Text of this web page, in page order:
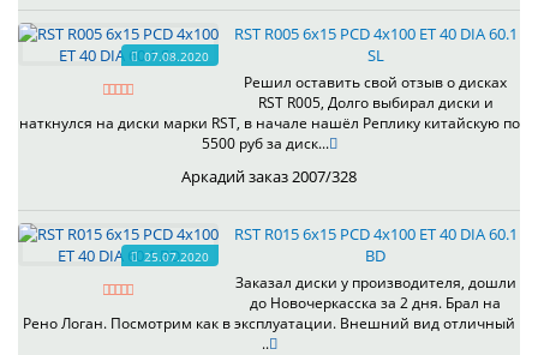
07.08.2020
RST R005 6x15 PCD 4x100 ET 40 DIA 60.1
SL
Решил оставить свой отзыв о дисках
RST R005, Долго выбирал диски и
наткнулся на диски марки RST, в начале нашёл Реплику китайскую по
5500 руб за диск...
Аркадий заказ 2007/328
25.07.2020
RST R015 6x15 PCD 4x100 ET 40 DIA 60.1
BD
Заказал диски у производителя, дошли
до Новочеркасска за 2 дня. Брал на
Рено Логан. Посмотрим как в эксплуатации. Внешний вид отличный
..